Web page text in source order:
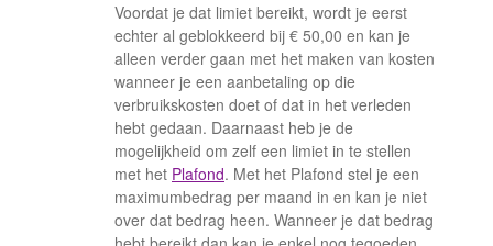
Voordat je dat limiet bereikt, wordt je eerst
echter al geblokkeerd bij € 50,00 en kan je
alleen verder gaan met het maken van kosten
wanneer je een aanbetaling op die
verbruikskosten doet of dat in het verleden
hebt gedaan. Daarnaast heb je de
mogelijkheid om zelf een limiet in te stellen
met het Plafond. Met het Plafond stel je een
maximumbedrag per maand in en kan je niet
over dat bedrag heen. Wanneer je dat bedrag